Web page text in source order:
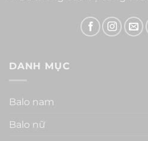
DANH MỤC
Balo nam
Balo nữ